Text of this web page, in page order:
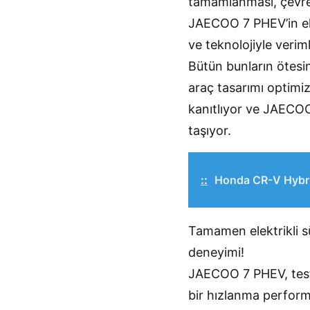
JAECOO 7
ve teknolojiyle
Bütün bunların
araç tasarımı
kanıtlıyor ve
taşıyor.
:: Honda CR-V
Tamamen elektrikli
deneyimi!
JAECOO 7 PHEV,
bir hızlanma